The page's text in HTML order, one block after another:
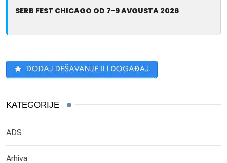
SERB FEST CHICAGO OD 7-9 AVGUSTA 2026
KATEGORIJE
ADS
Arhiva